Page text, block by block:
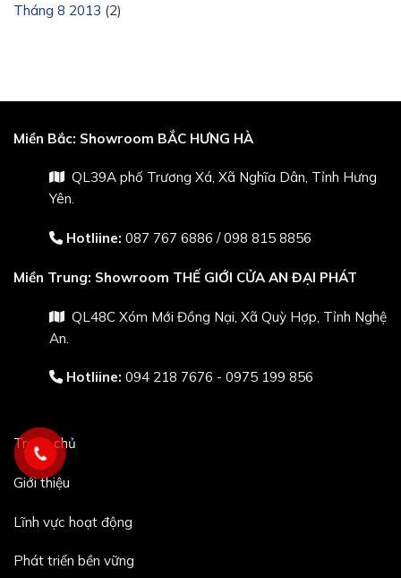
Tháng 8 2013 (2)
Miền Bắc: Showroom BẮC HƯNG HÀ
QL39A phố Trương Xá, Xã Nghĩa Dân, Tỉnh Hưng
Yên.
Hotliine: 087 767 6886 /098 815 8856
Miền Trung: Showroom THẾ GIỚI CỬA AN ĐẠI PHÁT
QL48C Xóm Mới Đồng Nại, Xã Quỳ Hợp, Tỉnh Nghệ
An.
Hotliine: 094 218 7676 - 0975 199 856
Trang chủ
Giới thiệu
Lĩnh vực hoạt động
Phát triển bền vững